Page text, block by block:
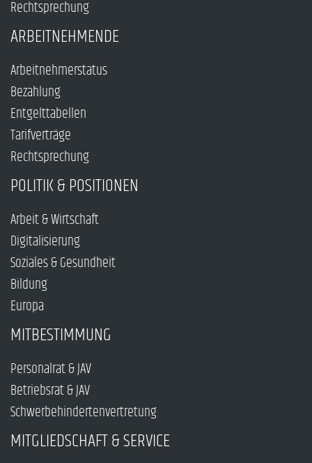
Rechtsprechung
ARBEITNEHMENDE
Arbeitnehmerstatus
Bezahlung
Entgelttabellen
Tarifverträge
Rechtsprechung
POLITIK & POSITIONEN
Arbeit & Wirtschaft
Digitalisierung
Soziales & Gesundheit
Bildung
Europa
MITBESTIMMUNG
Personalrat & JAV
Betriebsrat & JAV
Schwerbehindertenvertretung
MITGLIEDSCHAFT & SERVICE